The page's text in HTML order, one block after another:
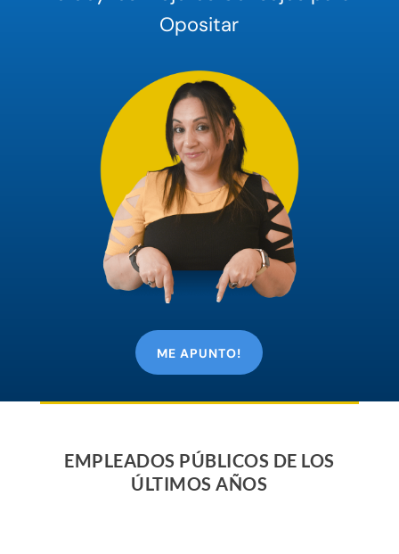
Opositar
ME APUNTO!
EMPLEADOS PÚBLICOS DE LOS
ÚLTIMOS AÑOS